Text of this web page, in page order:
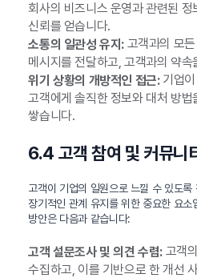
회사의 비즈니스 운영과 관련된 정
신뢰를 얻습니다.
소통의 일관성 유지:고객과의 모
메시지를 전달하고, 고객과의 약
위기 상황의 개방적인 접근:기업이
고객에게 솔직한 정보와 대처 방법
쌓습니다.
6.4 고객 참여 및 커뮤니
고객이 기업의 일원으로 느낄 수 있도
장기적인 관계 유지를 위한 중요한 요소
방안은 다음과 같습니다:
고객 설문조사 및 의견 수렴:고객
수집하고, 이를 기반으로 한 개선